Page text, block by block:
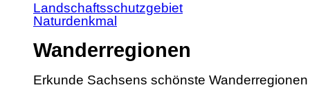
Landschaftsschutzgebiet
Naturdenkmal
Wanderregionen
Erkunde Sachsens schönste Wanderregionen